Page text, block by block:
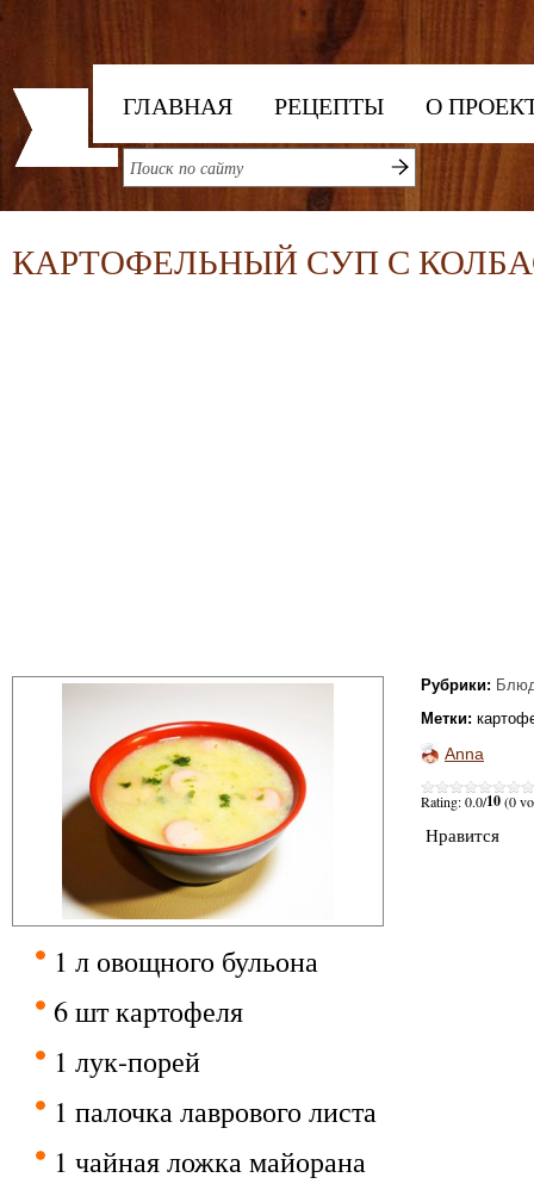
ГЛАВНАЯ РЕЦЕПТЫ О
КАРТОФЕЛЬНЫЙ СУП С
Рубрики:
Метки:
Anna
Rating: 0.0/10(0
Нравится
1 л овощного бульона
6 шт картофеля
1 лук-порей
1 палочка лаврового листа
1 чайная ложка майорана